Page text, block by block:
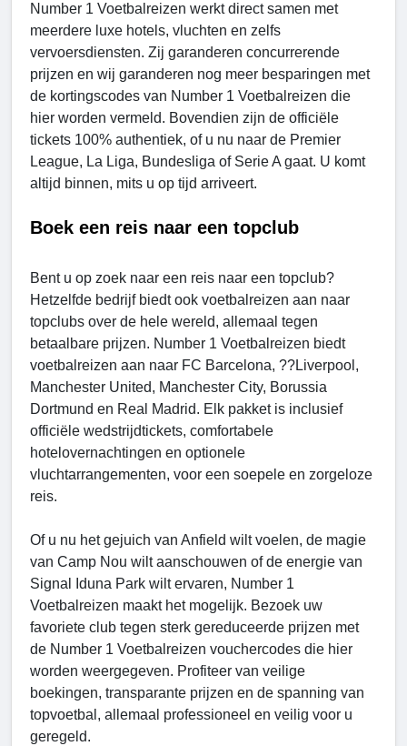
Number 1 Voetbalreizen werkt direct samen met
meerdere luxe hotels, vluchten en zelfs
vervoersdiensten. Zij garanderen concurrerende
prijzen en wij garanderen nog meer besparingen met
de kortingscodes van Number 1 Voetbalreizen die
hier worden vermeld. Bovendien zijn de officiële
tickets 100% authentiek, of u nu naar de Premier
League, La Liga, Bundesliga of Serie A gaat. U komt
altijd binnen, mits u op tijd arriveert.
Boek een reis naar een topclub
Bent u op zoek naar een reis naar een topclub?
Hetzelfde bedrijf biedt ook voetbalreizen aan naar
topclubs over de hele wereld, allemaal tegen
betaalbare prijzen. Number 1 Voetbalreizen biedt
voetbalreizen aan naar FC Barcelona, ??Liverpool,
Manchester United, Manchester City, Borussia
Dortmund en Real Madrid. Elk pakket is inclusief
officiële wedstrijdtickets, comfortabele
hotelovernachtingen en optionele
vluchtarrangementen, voor een soepele en zorgeloze
reis.
Of u nu het gejuich van Anfield wilt voelen, de magie
van Camp Nou wilt aanschouwen of de energie van
Signal Iduna Park wilt ervaren, Number 1
Voetbalreizen maakt het mogelijk. Bezoek uw
favoriete club tegen sterk gereduceerde prijzen met
de Number 1 Voetbalreizen vouchercodes die hier
worden weergegeven. Profiteer van veilige
boekingen, transparante prijzen en de spanning van
topvoetbal, allemaal professioneel en veilig voor u
geregeld.